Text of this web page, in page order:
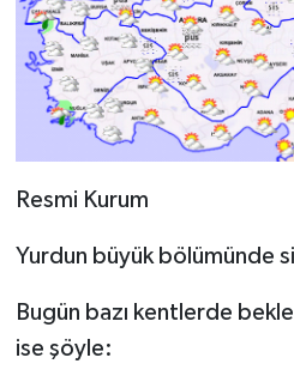
Resmi Kurum
Yurdun büyük bölümünde
Bugün bazı kentlerde
ise şöyle: